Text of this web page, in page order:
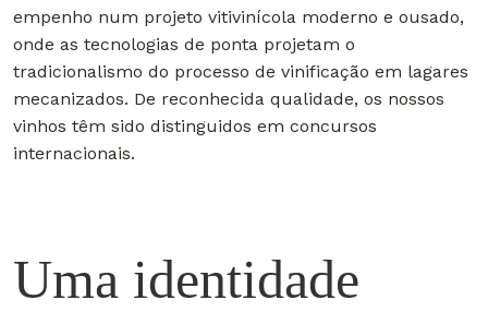
empenho num projeto vitivinícola moderno e ousado,
onde as tecnologias de ponta projetam o
tradicionalismo do processo de vinificação em lagares
mecanizados. De reconhecida qualidade, os nossos
vinhos têm sido distinguidos em concursos
internacionais.
Uma identidade